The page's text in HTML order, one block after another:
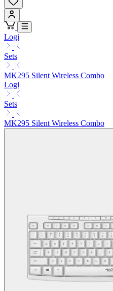
Logi
Sets
MK295 Silent Wireless Combo
Logi
Sets
MK295 Silent Wireless Combo